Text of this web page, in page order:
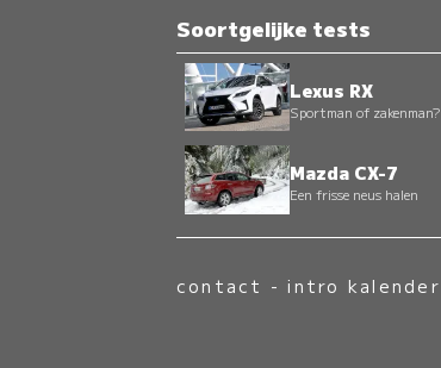
Soortgelijke tests
Lexus RX
Sportman of zakenman?
Mazda CX-7
Een frisse neus halen
contact -intro kalender